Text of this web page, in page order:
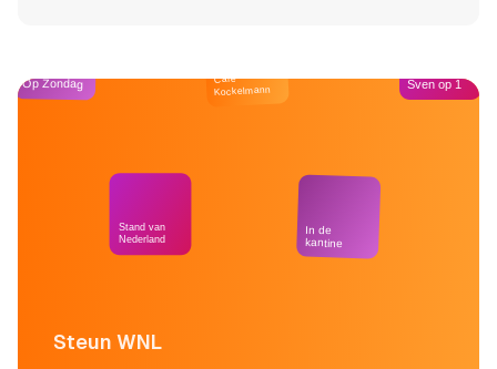
Steun WNL
Op Zondag
Stand van
Nederland
Café
Kockelmann
In de
kantine
Sven op 1